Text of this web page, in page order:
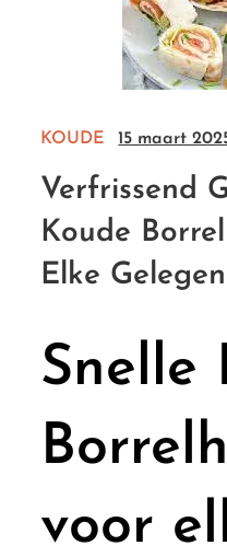
KOUDE 15 maart
Verfrissend
Koude
Elke
Snelle
voor